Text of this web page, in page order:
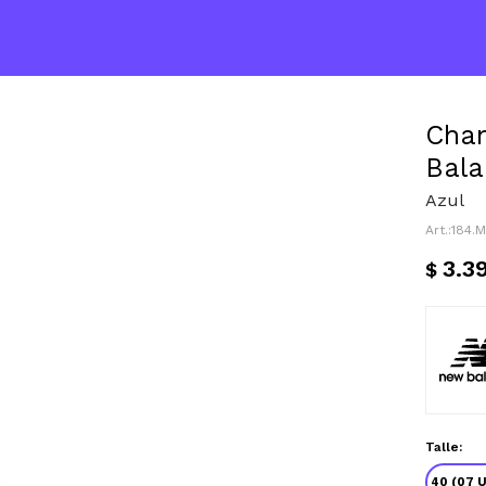
Azul
$
Talle:
40 (07